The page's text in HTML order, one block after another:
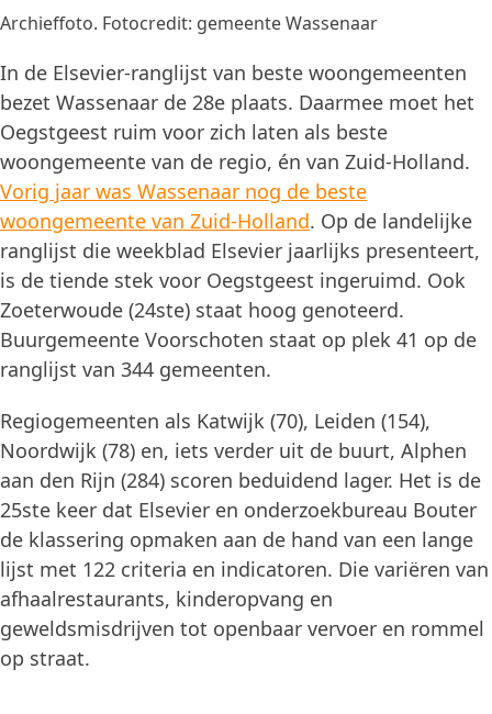
Archieffoto. Fotocredit: gemeente Wassenaar
In de Elsevier-ranglijst van beste woongemeenten
bezet Wassenaar de 28e plaats. Daarmee moet het
Oegstgeest ruim voor zich laten als beste
woongemeente van de regio, én van Zuid-Holland.
Vorig jaar was Wassenaar nog de beste
woongemeente van Zuid-Holland. Op de landelijke
ranglijst die weekblad Elsevier jaarlijks presenteert,
is de tiende stek voor Oegstgeest ingeruimd. Ook
Zoeterwoude (24ste) staat hoog genoteerd.
Buurgemeente Voorschoten staat op plek 41 op de
ranglijst van 344 gemeenten.
Regiogemeenten als Katwijk (70), Leiden (154),
Noordwijk (78) en, iets verder uit de buurt, Alphen
aan den Rijn (284) scoren beduidend lager. Het is de
25ste keer dat Elsevier en onderzoekbureau Bouter
de klassering opmaken aan de hand van een lange
lijst met 122 criteria en indicatoren. Die variëren van
afhaalrestaurants, kinderopvang en
geweldsmisdrijven tot openbaar vervoer en rommel
op straat.